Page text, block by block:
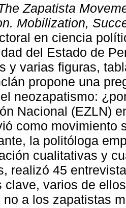
Zapatista
Mobilization,
en ciencia
del Estado de
y varias figuras,
propone una
neozapatismo:
Nacional (EZLN)
como movimiento
la politóloga
cualitativas y
realizó 45
clave, varios de
no a los zapatistas